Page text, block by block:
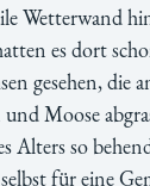
Wetterwand
es dort
gesehen, die
Moose
Alters so
für eine